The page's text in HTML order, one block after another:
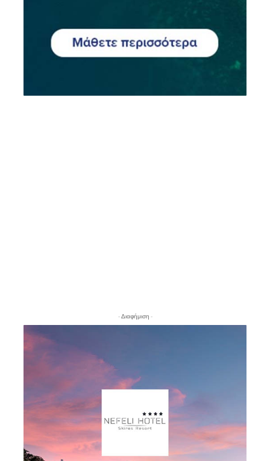
- Διαφήμιση -